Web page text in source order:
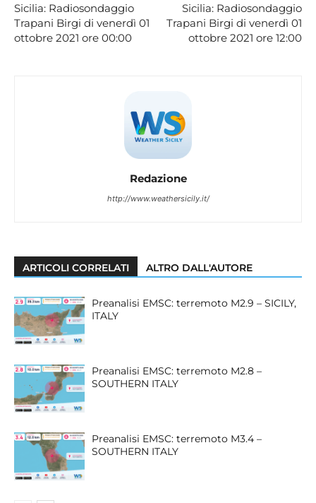
Sicilia: Radiosondaggio
Trapani Birgi di venerdì 01
ottobre 2021 ore 00:00
Sicilia: Radiosondaggio
Trapani Birgi di venerdì 01
ottobre 2021 ore 12:00
Redazione
http://www.weathersicily.it/
ARTICOLI CORRELATI ALTRO DALL'AUTORE
Preanalisi EMSC: terremoto M2.9 – SICILY,
ITALY
Preanalisi EMSC: terremoto M2.8 –
SOUTHERN ITALY
Preanalisi EMSC: terremoto M3.4 –
SOUTHERN ITALY